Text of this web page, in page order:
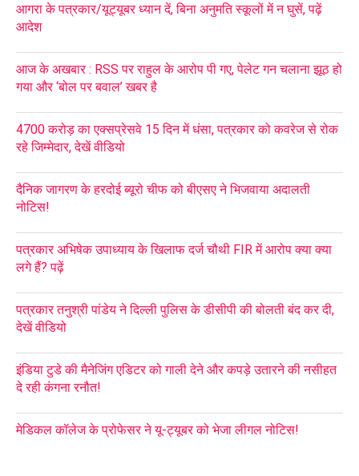
आगरा के पत्रकार/यूट्यूबर ध्यान दें, बिना अनुमति स्कूलों में न घुसें, पढ़ें
आदेश
आज के अखबार : RSS पर राहुल के आरोप पी गए, पेलेट गन चलाना झूठ हो
गया और ‘बोल पर बवाल’ खबर है
4700 करोड़ का एक्सप्रेसवे 15 दिन में धंसा, पत्रकार को कवरेज से रोक
रहे जिम्मेदार, देखें वीडियो
दैनिक जागरण के हरदोई ब्यूरो चीफ को बीएसए ने भिजवाया अदालती
नोटिस!
पत्रकार अभिषेक उपाध्याय के खिलाफ दर्ज चौथी FIR में आरोप क्या क्या
लगे हैं? पढ़ें
पत्रकार तनुश्री पांडेय ने दिल्ली पुलिस के डीसीपी की बोलती बंद कर दी,
देखें वीडियो
इंडिया टुडे की मैनेजिंग एडिटर को गाली देने और कपड़े उतारने की नसीहत
दे रही कंगना रनौत!
मेडिकल कॉलेज के प्रोफेसर ने यू-ट्यूबर को भेजा लीगल नोटिस!